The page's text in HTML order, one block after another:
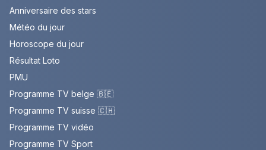
Anniversaire des stars
Météo du jour
Horoscope du jour
Résultat Loto
PMU
Programme TV belge 🇧🇪
Programme TV suisse 🇨🇭
Programme TV vidéo
Programme TV Sport